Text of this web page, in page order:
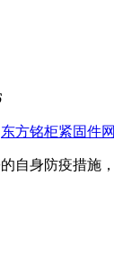
东方铭柜紧固件网
自身防疫措施，